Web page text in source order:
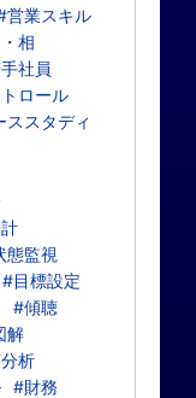
営業スキル
相
社員
ロール
ススタディ
態監視
#目標設定
#傾聴
解
析
#財務